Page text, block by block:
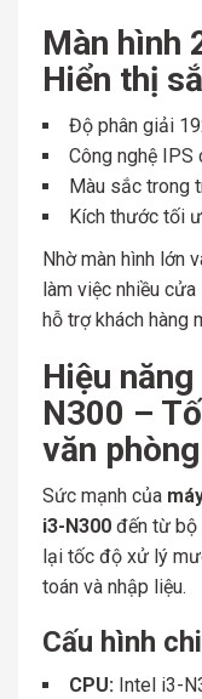
Màn hình
Hiển thị
Độ phân giải
Công nghệ IPS
Màu sắc trong
Kích thước tối
Nhờ màn hình lớn
làm việc nhiều
hỗ trợ khách hàng
Hiệu
N300 –
văn phòng
Sức mạnh của
i3-N300 đến từ
lại tốc độ xử lý
toán và nhập liệu.
Cấu hình
CPU: Intel i3-